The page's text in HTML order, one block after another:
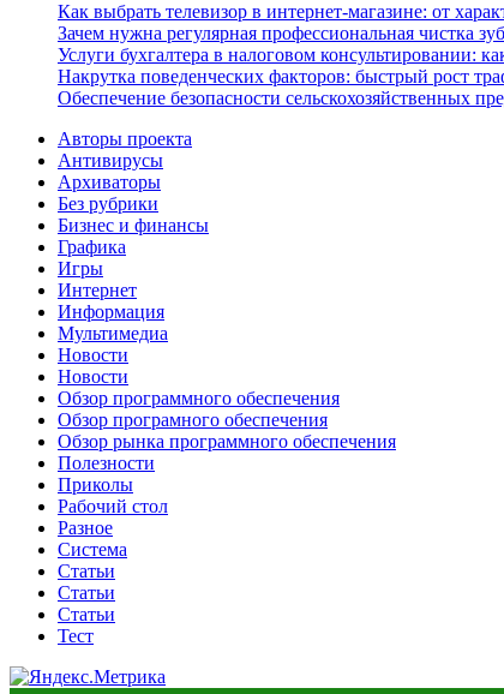
Как выбрать телевизор в интернет-магазине: от
Зачем нужна регулярная профессиональная чистка
Услуги бухгалтера в налоговом консультировании:
Накрутка поведенческих факторов: быстрый рост
Обеспечение безопасности сельскохозяйственных
Авторы проекта
Антивирусы
Архиваторы
Без рубрики
Бизнес и финансы
Графика
Игры
Интернет
Информация
Мультимедиа
Новости
Новости
Обзор программного обеспечения
Обзор програмного обеспечения
Обзор рынка программного обеспечения
Полезности
Приколы
Рабочий стол
Разное
Система
Статьи
Статьи
Статьи
Тест